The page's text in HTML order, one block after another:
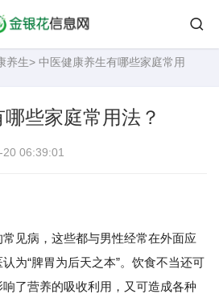
养生> 中医健康养生有哪些家庭常用
些家庭常用法？
06:39:01
病，这些都与男性经常在外面应
为“脾胃为后天之本”。饮食不当还可
了营养的吸收利用，又可造成各种